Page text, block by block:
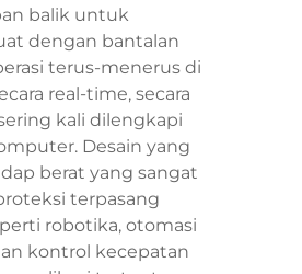
balik untuk
dengan bantalan
terus-menerus di
real-time, secara
kali dilengkapi
Desain yang
berat yang sangat
terpasang
robotika, otomasi
kontrol kecepatan